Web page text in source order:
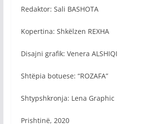
Redaktor: Sali BASHOTA
Kopertina: Shkëlzen REXHA
Disajni grafik: Venera ALSHIQI
Shtëpia botuese: “ROZAFA”
Shtypshkronja: Lena Graphic
Prishtinë, 2020